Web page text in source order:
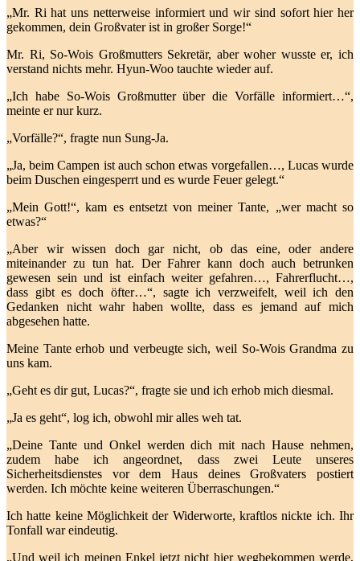
„Mr. Ri hat uns netterweise informiert und wir sind sofort hier her
gekommen, dein Großvater ist in großer Sorge!“
Mr. Ri, So-Wois Großmutters Sekretär, aber woher wusste er, ich
verstand nichts mehr. Hyun-Woo tauchte wieder auf.
„Ich habe So-Wois Großmutter über die Vorfälle informiert…“,
meinte er nur kurz.
„Vorfälle?“, fragte nun Sung-Ja.
„Ja, beim Campen ist auch schon etwas vorgefallen…, Lucas wurde
beim Duschen eingesperrt und es wurde Feuer gelegt.“
„Mein Gott!“, kam es entsetzt von meiner Tante, „wer macht so
etwas?“
„Aber wir wissen doch gar nicht, ob das eine, oder andere
miteinander zu tun hat. Der Fahrer kann doch auch betrunken
gewesen sein und ist einfach weiter gefahren…, Fahrerflucht…,
dass gibt es doch öfter…“, sagte ich verzweifelt, weil ich den
Gedanken nicht wahr haben wollte, dass es jemand auf mich
abgesehen hatte.
Meine Tante erhob und verbeugte sich, weil So-Wois Grandma zu
uns kam.
„Geht es dir gut, Lucas?“, fragte sie und ich erhob mich diesmal.
„Ja es geht“, log ich, obwohl mir alles weh tat.
„Deine Tante und Onkel werden dich mit nach Hause nehmen,
zudem habe ich angeordnet, dass zwei Leute unseres
Sicherheitsdienstes vor dem Haus deines Großvaters postiert
werden. Ich möchte keine weiteren Überraschungen.“
Ich hatte keine Möglichkeit der Widerworte, kraftlos nickte ich. Ihr
Tonfall war eindeutig.
„Und weil ich meinen Enkel jetzt nicht hier wegbekommen werde,